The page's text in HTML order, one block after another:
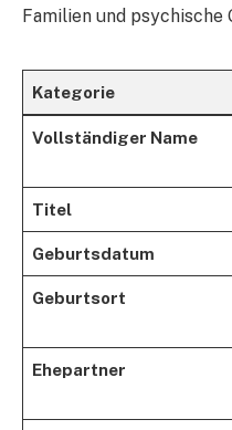
Familien und psychische
Kategorie
Vollständiger Name
Titel
Geburtsdatum
Geburtsort
Ehepartner